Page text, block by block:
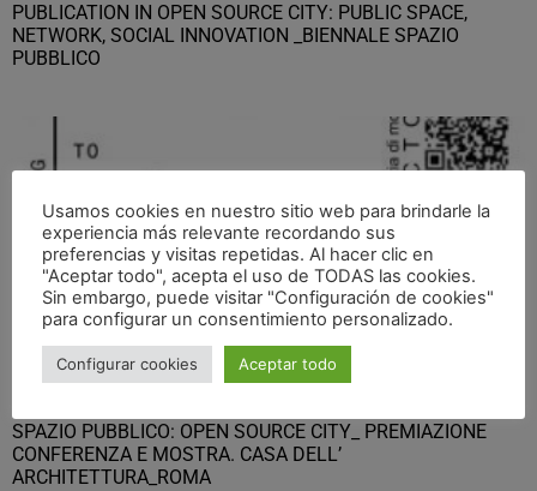
PUBLICATION IN OPEN SOURCE CITY: PUBLIC SPACE,
NETWORK, SOCIAL INNOVATION _BIENNALE SPAZIO
PUBBLICO
SPAZIO PUBBLICO: OPEN SOURCE CITY_ PREMIAZIONE
CONFERENZA E MOSTRA. CASA DELL’
ARCHITETTURA_ROMA
Usamos cookies en nuestro sitio web para brindarle la
experiencia más relevante recordando sus
preferencias y visitas repetidas. Al hacer clic en
"Aceptar todo", acepta el uso de TODAS las cookies.
Sin embargo, puede visitar "Configuración de cookies"
para configurar un consentimiento personalizado.
Configurar cookies Aceptar todo